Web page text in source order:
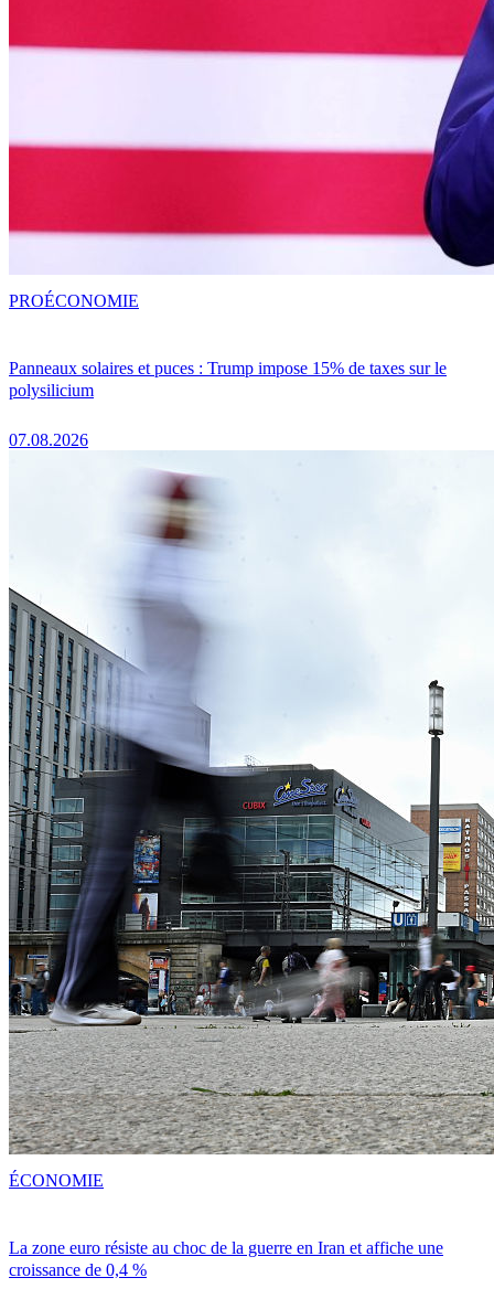
Panneaux solaires et puces : Trump impose 15% de taxes sur le
polysilicium
07.08.2026
PROÉCONOMIE
La zone euro résiste au choc de la guerre en Iran et affiche une
croissance de 0,4 %
ÉCONOMIE